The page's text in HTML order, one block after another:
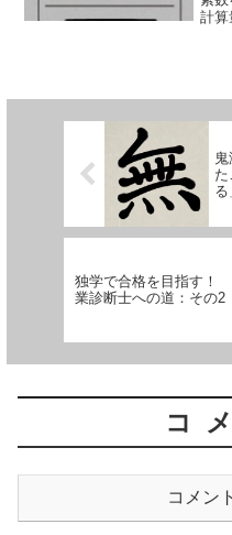
計算
る
独学で合格を目指す！
業診断士への道：その2
コ
コメン